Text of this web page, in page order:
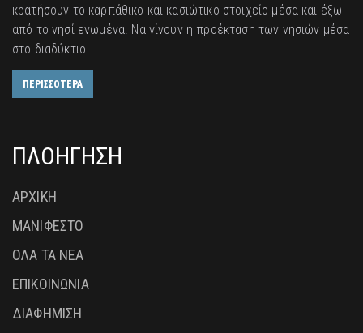
κρατήσουν το καρπάθικο και κασιώτικο στοιχείο μέσα και έξω
από το νησί ενωμένα. Να γίνουν η προέκταση των νησιών μέσα
στο διαδύκτιο.
ΠΕΡΙΣΣΟΤΕΡΑ
ΠΛΟΗΓΗΣΗ
ΑΡΧΙΚΗ
ΜΑΝΙΦΕΣΤΟ
ΟΛΑ ΤΑ ΝΕΑ
ΕΠΙΚΟΙΝΩΝΙΑ
ΔΙΑΦΗΜΙΣΗ